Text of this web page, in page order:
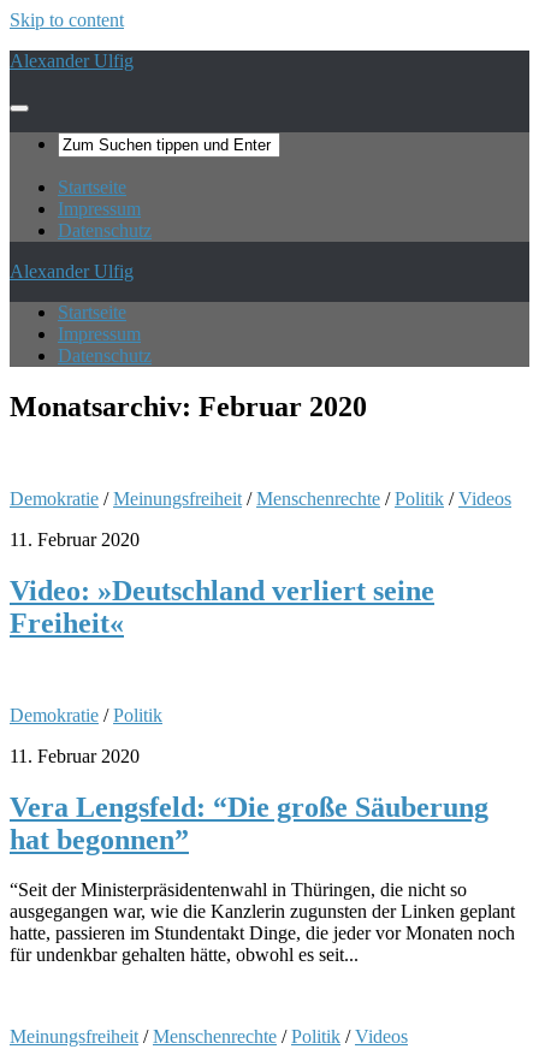
Skip to content
Alexander Ulfig
Startseite
Impressum
Datenschutz
Alexander Ulfig
Startseite
Impressum
Datenschutz
Monatsarchiv: Februar 2020
Demokratie /Meinungsfreiheit /Menschenrechte /Politik /Videos
11. Februar 2020
Video: »Deutschland verliert seine
Freiheit«
Demokratie /Politik
11. Februar 2020
Vera Lengsfeld: “Die große Säuberung
hat begonnen”
“Seit der Ministerpräsidentenwahl in Thüringen, die nicht so
ausgegangen war, wie die Kanzlerin zugunsten der Linken geplant
hatte, passieren im Stundentakt Dinge, die jeder vor Monaten noch
für undenkbar gehalten hätte, obwohl es seit...
Meinungsfreiheit/Menschenrechte /Politik /Videos